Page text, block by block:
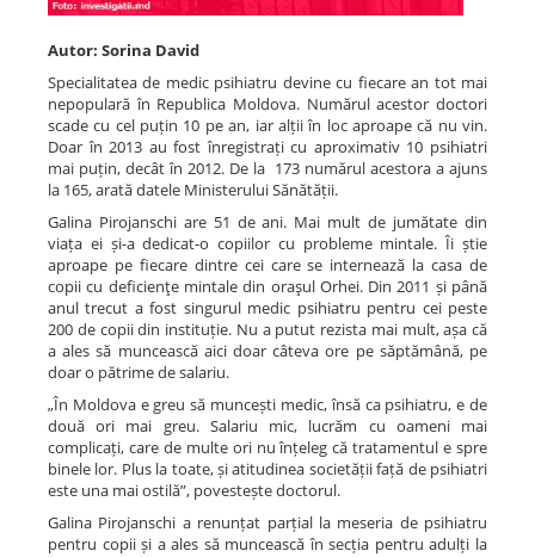
Autor: Sorina David
Specialitatea de medic psihiatru devine cu fiecare an tot mai
nepopulară în Republica Moldova. Numărul acestor doctori
scade cu cel puțin 10 pe an, iar alții în loc aproape că nu vin.
Doar în 2013 au fost înregistrați cu aproximativ 10 psihiatri
mai puțin, decât în 2012. De la 173 numărul acestora a ajuns
la 165, arată datele Ministerului Sănătății.
Galina Pirojanschi are 51 de ani. Mai mult de jumătate din
viața ei și-a dedicat-o copiilor cu probleme mintale. Îi știe
aproape pe fiecare dintre cei care se internează la casa de
copii cu deficienţe mintale din oraşul Orhei. Din 2011 și până
anul trecut a fost singurul medic psihiatru pentru cei peste
200 de copii din instituție. Nu a putut rezista mai mult, așa că
a ales să muncească aici doar câteva ore pe săptămână, pe
doar o pătrime de salariu.
„În Moldova e greu să muncești medic, însă ca psihiatru, e de
două ori mai greu. Salariu mic, lucrăm cu oameni mai
complicați, care de multe ori nu înțeleg că tratamentul e spre
binele lor. Plus la toate, și atitudinea societății față de psihiatri
este una mai ostilă”, povestește doctorul.
Galina Pirojanschi a renunțat parțial la meseria de psihiatru
pentru copii și a ales să muncească în secția pentru adulți la